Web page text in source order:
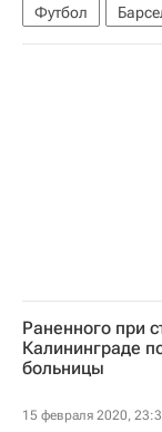
Футбол
Раненного при
Калининграде
больницы
15 февраля 2020,